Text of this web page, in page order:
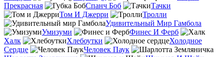
Прекрасная
Спанч Боб
Тачки
Том И Джерри
Тролли
Удивительный Мир Гамбола
Умизуми
Финес И Ферб
Халк
Хлебоутки
Холодное
Сердце
Человек Паук